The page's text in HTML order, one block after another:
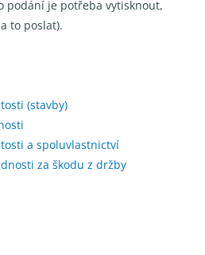
podání je potřeba vytisknout,
to poslat).
(stavby)
a spoluvlastnictví
za škodu z držby